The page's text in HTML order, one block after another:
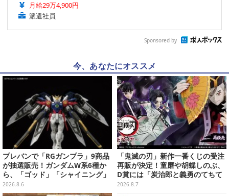
月給29万4,900円
派遣社員
Sponsored by
今、あなたにオススメ
プレバンで「RGガンプラ」9商品
が抽選販売！ガンダムW系6種か
ら、「ゴッド」「シャイニング」
まで
2026.8.6
「鬼滅の刃」新作一番くじの受注
再販が決定！童磨や胡蝶しのぶ、
D賞には「炭治郎と義勇のてちて
ちフィギュア」も
2026.8.7